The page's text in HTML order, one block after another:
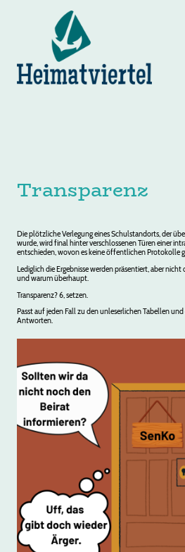
Transparenz
Die plötzliche Verlegung eines Schulstandorts, der
wurde, wird final hinter verschlossenen Türen einer
entschieden, wovon es keine öffentlichen Protokolle
Lediglich die Ergebnisse werden präsentiert, aber
und warum überhaupt.
Transparenz? 6, setzen.
Passt auf jeden Fall zu den unleserlichen Tabellen
Antworten.